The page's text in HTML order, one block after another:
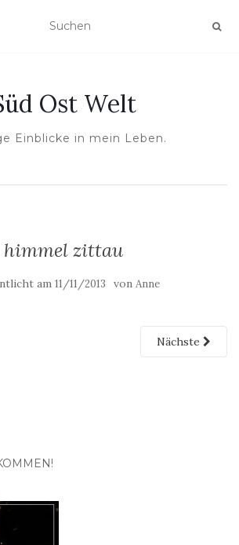
Ost Welt
Einblicke in mein Leben.
himmel zittau
am 11/11/2013 von Anne
Nächste